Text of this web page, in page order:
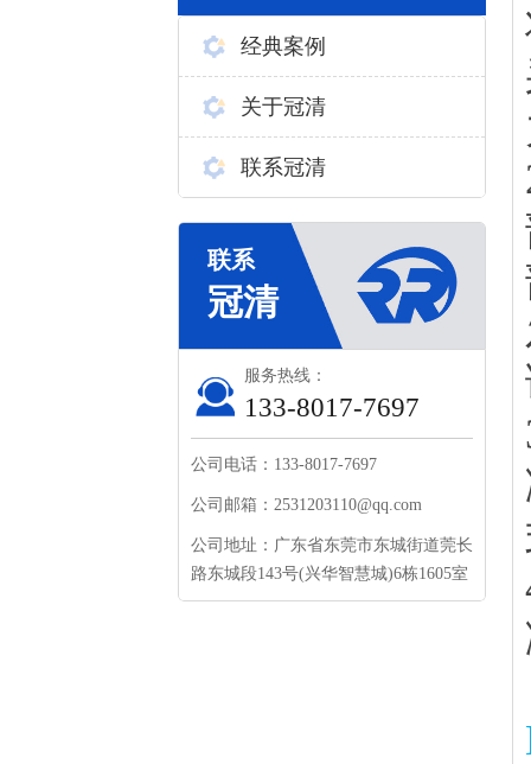
经典案例
关于冠清
联系冠清
服务热线：
133-8017-7697
公司电话：133-8017-7697
公司邮箱：2531203110@qq.com
公司地址：广东省东莞市东城街道莞长
路东城段143号(兴华智慧城)6栋1605室